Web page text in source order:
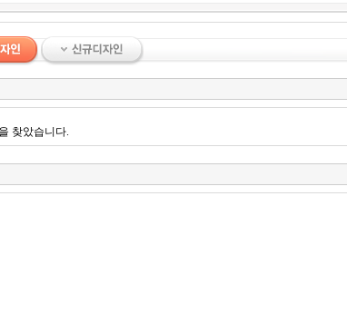
찾았습니다.